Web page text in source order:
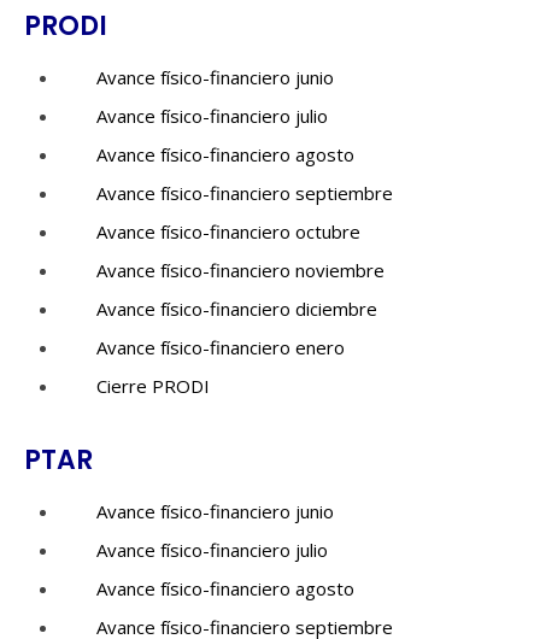
PRODI
Avance físico-financiero junio
Avance físico-financiero julio
Avance físico-financiero agosto
Avance físico-financiero septiembre
Avance físico-financiero octubre
Avance físico-financiero noviembre
Avance físico-financiero diciembre
Avance físico-financiero enero
Cierre PRODI
PTAR
Avance físico-financiero junio
Avance físico-financiero julio
Avance físico-financiero agosto
Avance físico-financiero septiembre